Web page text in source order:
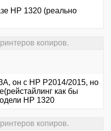
НР 1320 (реально
копиров.
он с НР Р2014/2015, но
как бы
НР 1320
копиров.